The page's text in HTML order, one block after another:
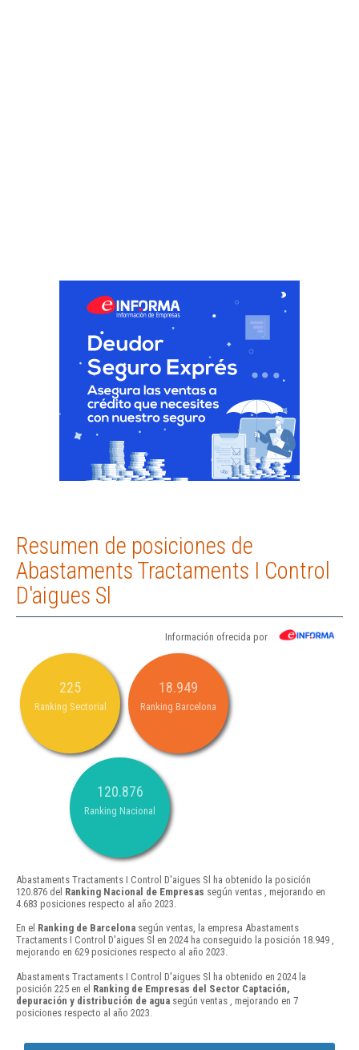
Resumen de posiciones de
Abastaments Tractaments I Control
D'aigues Sl
Información ofrecida por
225
Ranking Sectorial
18.949
Ranking Barcelona
120.876
Ranking Nacional
Abastaments Tractaments I Control D'aigues Sl ha obtenido la posición
120.876 del Ranking Nacional de Empresas según ventas , mejorando en
4.683 posiciones respecto al año 2023.
En el Ranking de Barcelona según ventas, la empresa Abastaments
Tractaments I Control D'aigues Sl en 2024 ha conseguido la posición 18.949 ,
mejorando en 629 posiciones respecto al año 2023.
Abastaments Tractaments I Control D'aigues Sl ha obtenido en 2024 la
posición 225 en el Ranking de Empresas del Sector Captación,
depuración y distribución de agua según ventas , mejorando en 7
posiciones respecto al año 2023.